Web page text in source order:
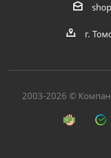
г.
2003-2026 ©